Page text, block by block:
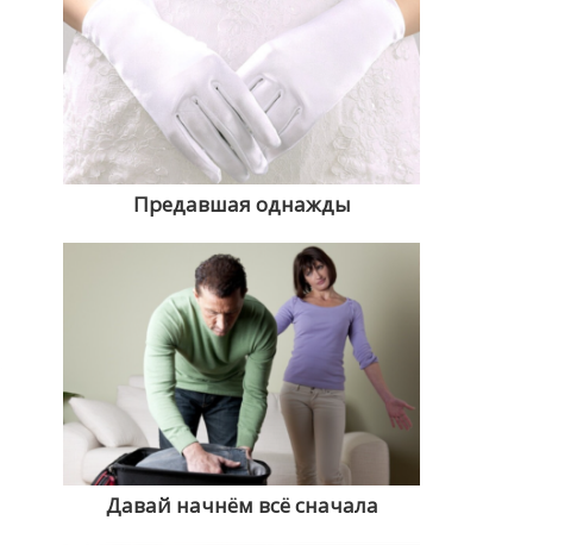
Предавшая однажды
Давай начнём всё сначала